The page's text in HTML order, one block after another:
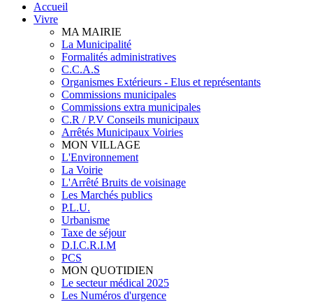
Accueil
Vivre
MA MAIRIE
La Municipalité
Formalités administratives
C.C.A.S
Organismes Extérieurs - Elus et représentants
Commissions municipales
Commissions extra municipales
C.R / P.V Conseils municipaux
Arrêtés Municipaux Voiries
MON VILLAGE
L'Environnement
La Voirie
L'Arrêté Bruits de voisinage
Les Marchés publics
P.L.U.
Urbanisme
Taxe de séjour
D.I.C.R.I.M
PCS
MON QUOTIDIEN
Le secteur médical 2025
Les Numéros d'urgence